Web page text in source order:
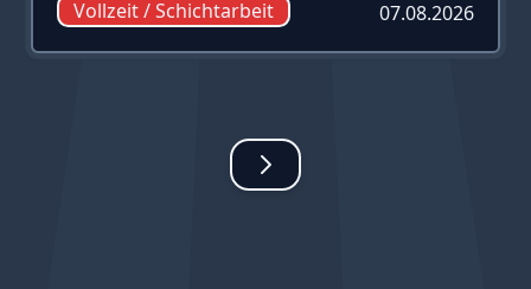
Vollzeit / Schichtarbeit
07.08.2026